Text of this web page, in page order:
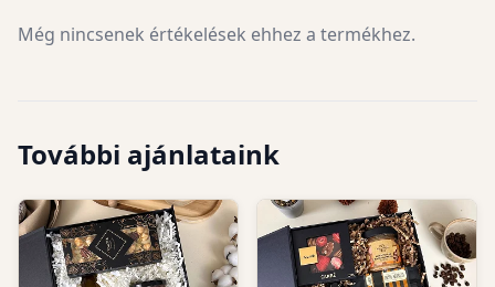
Még nincsenek értékelések ehhez a termékhez.
További ajánlataink